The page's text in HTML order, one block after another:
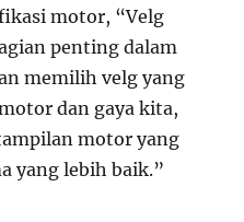
motor, “Velg
penting dalam
memilih velg yang
dan gaya kita,
motor yang
yang lebih baik.”